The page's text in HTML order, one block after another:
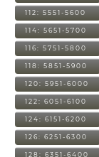
112: 5551-5600
114: 5651-5700
116: 5751-5800
118: 5851-5900
120: 5951-6000
122: 6051-6100
124: 6151-6200
126: 6251-6300
128: 6351-6400